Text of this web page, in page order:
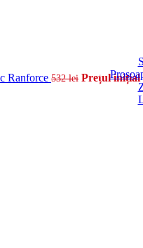
Ranforce 532lei Prețul inițial